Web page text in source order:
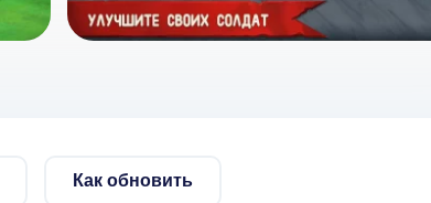
Как обновить